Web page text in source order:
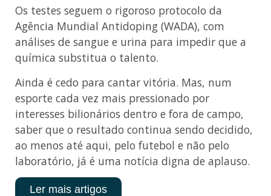
Os testes seguem o rigoroso protocolo da
Agência Mundial Antidoping (WADA), com
análises de sangue e urina para impedir que a
química substitua o talento.
Ainda é cedo para cantar vitória. Mas, num
esporte cada vez mais pressionado por
interesses bilionários dentro e fora de campo,
saber que o resultado continua sendo decidido,
ao menos até aqui, pelo futebol e não pelo
laboratório, já é uma notícia digna de aplauso.
Ler mais artigos